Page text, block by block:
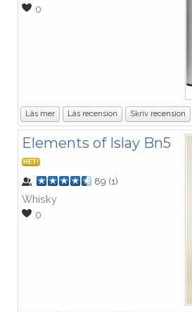
0
Läs mer Läs recension Skriv recension
Elements of Islay Bn5
HET!
89 (1)
Whisky
0